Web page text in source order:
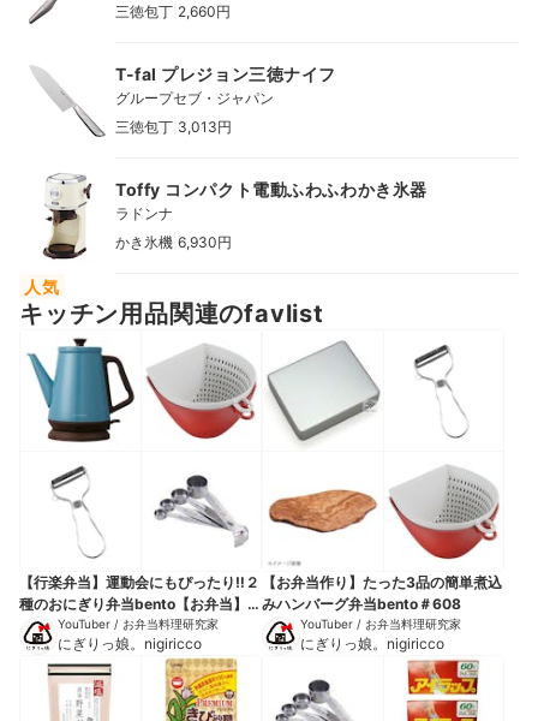
三徳包丁 2,660円
T-fal プレジョン三徳ナイフ
グループセブ・ジャパン
三徳包丁 3,013円
Toffy コンパクト電動ふわふわかき氷器
ラドンナ
かき氷機 6,930円
人気
キッチン用品関連のfavlist
【行楽弁当】運動会にもぴったり‼︎２
種のおにぎり弁当bento【お弁当】
#493 YouTuber / お弁当料理研究家
にぎりっ娘。nigiricco
【お弁当作り】たった3品の簡単煮込
みハンバーグ弁当bento＃608
YouTuber / お弁当料理研究家
にぎりっ娘。nigiricco